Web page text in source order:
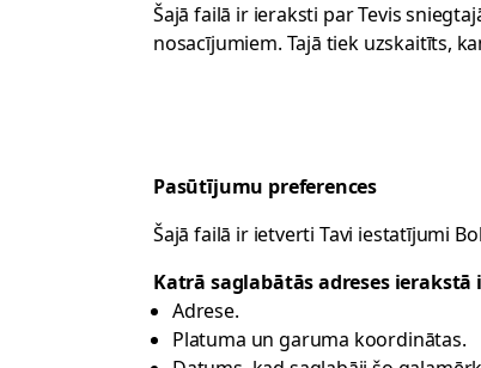
Šajā failā ir ieraksti par Tevis
nosacījumiem. Tajā tiek uzskaitīts,
Pasūtījumu preferences
Šajā failā ir ietverti Tavi iestatījumi
Katrā saglabātās adreses ierakstā
Adrese.
Platuma un garuma koordinātas.